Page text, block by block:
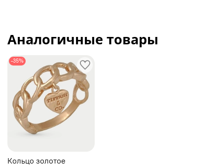
Аналогичные товары
-35%
Кольцо золотое